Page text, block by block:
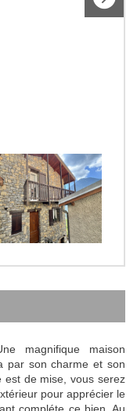
magnifique maison
par son charme et son
est de mise, vous serez
pour apprécier le